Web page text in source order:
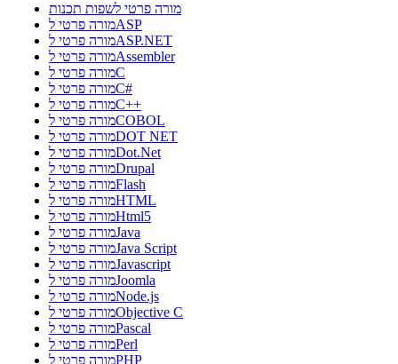
מורה פרטי לשפות תכנות
מורה פרטי לASP
מורה פרטי לASP.NET
מורה פרטי לAssembler
מורה פרטי לC
מורה פרטי לC#
מורה פרטי לC++
מורה פרטי לCOBOL
מורה פרטי לDOT NET
מורה פרטי לDot.Net
מורה פרטי לDrupal
מורה פרטי לFlash
מורה פרטי לHTML
מורה פרטי לHtml5
מורה פרטי לJava
מורה פרטי לJava Script
מורה פרטי לJavascript
מורה פרטי לJoomla
מורה פרטי לNode.js
מורה פרטי לObjective C
מורה פרטי לPascal
מורה פרטי לPerl
מורה פרטי לPHP